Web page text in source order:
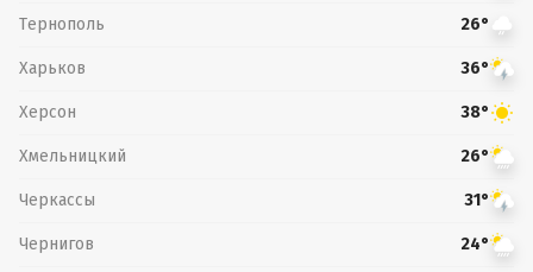
Тернополь 26°
Харьков 36°
Херсон 38°
Хмельницкий 26°
Черкассы 31°
Чернигов 24°